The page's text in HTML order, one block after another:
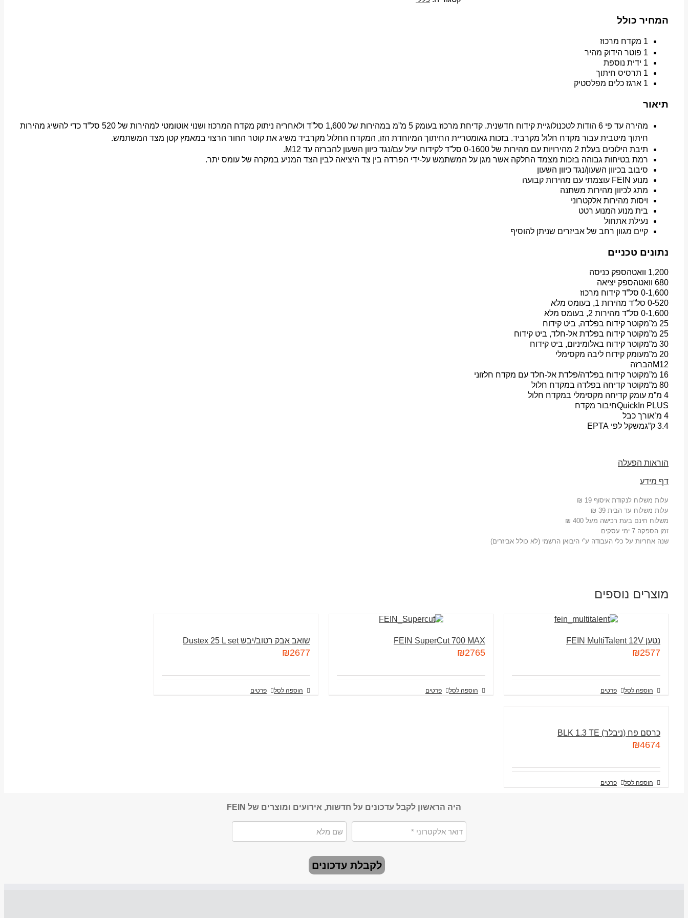
המחיר כולל
1 מקדח מרכוז
1 פוטר הידוק מהיר
1 ידית נוספת
1 תרסיס חיתוך
1 ארגז כלים מפלסטיק
תיאור
מהירה עד פי 6 הודות לטכנולוגיית קידוח חדשנית. קדיחת מרכוז בעומק 5 מ”מ במהירות של 1,600 סל”ד ולאחריה ניתוק מקדח המרכוז ושנוי אוטומטי למהירות של 520 סל”ד כדי להשיג מהירות
חיתוך מיטבית עבור מקדח חלול מקרביד. בזכות גאומטריית החיתוך המיוחדת הזו, המקדח החלול מקרביד משיג את קוטר החור הרצוי במאמץ קטן מצד המשתמש.
תיבת הילוכים בעלת 2 מהירויות עם מהירות של 0-1600 סל”ד לקידוח יעיל עם/נגד כיוון השעון להברזה עד M12.
רמת בטיחות גבוהה בזכות מצמד החלקה אשר מגן על המשתמש על-ידי הפרדה בין צד היציאה לבין הצד המניע במקרה של עומס יתר.
סיבוב בכיוון השעון/נגד כיוון השעון
מנוע FEIN עוצמתי עם מהירות קבועה
מתג לכיוון מהירות משתנה
ויסות מהירות אלקטרוני
בית מנוע המנוע רטט
נעילת אתחול
קיים מגוון רחב של אביזרים שניתן להוסיף
נתונים טכניים
1,200 וואט
הספק כניסה
680 וואט
הספק יציאה
0-1,600 סל”ד
קידוח מרכוז
0-520 סל”ד
מהירות 1, בעומס מלא
0-1,600 סל”ד
מהירות 2, בעומס מלא
25 מ”מ
קוטר קידוח בפלדה, ביט קידוח
25 מ”מ
קוטר קידוח בפלדת אל-חלד, ביט קידוח
30 מ”מ
קוטר קידוח באלומיניום, ביט קידוח
20 מ”מ
עומק קידוח ליבה מקסימלי
M12הברזה
16 מ”מ
קוטר קידוח בפלדה/פלדת אל-חלד עם מקדח חלזוני
80 מ”מ
קוטר קדיחה בפלדה במקדח חלול
4 מ”מ
עומק קדיחה מקסימלי במקדח חלול
QuickIn PLUSחיבור מקדח
4 מ’
אורך כבל
3.4 ק”ג
משקל לפי EPTA
הוראות הפעלה
דף מידע
עלות משלוח לנקודת איסוף 19 ₪
עלות משלוח עד הבית 39 ₪
משלוח חינם בעת רכישה מעל 400 ₪
זמן הספקה 7 ימי עסקים
שנה אחריות על כלי העבודה ע”י היבואן הרשמי (לא כולל אביזרים)
מוצרים נוספים
נטען FEIN MultiTalent 12V
₪2577
הוספה לסל פרטים
FEIN SuperCut 700 MAX
₪2765
הוספה לסל פרטים
שואב אבק רטוב/יבש Dustex 25 L set
₪2677
הוספה לסל פרטים
כרסם פח (ניבלר) BLK 1.3 TE
₪4674
הוספה לסל פרטים
היה הראשון לקבל עדכונים על חדשות, אירועים ומוצרים של FEIN
לקבלת עדכונים